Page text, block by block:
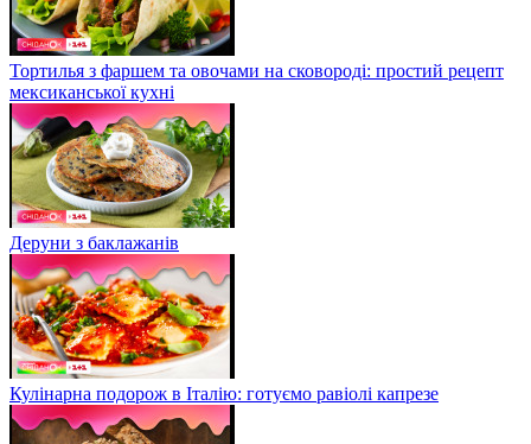
Тортилья з фаршем та овочами на сковороді: простий рецепт
мексиканської кухні
Деруни з баклажанів
Кулінарна подорож в Італію: готуємо равіолі капрезе